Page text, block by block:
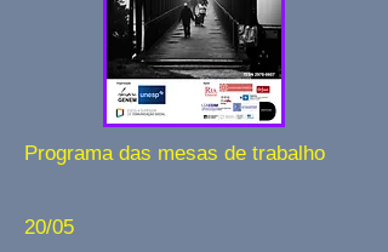
Programa das mesas de trabalho
20/05